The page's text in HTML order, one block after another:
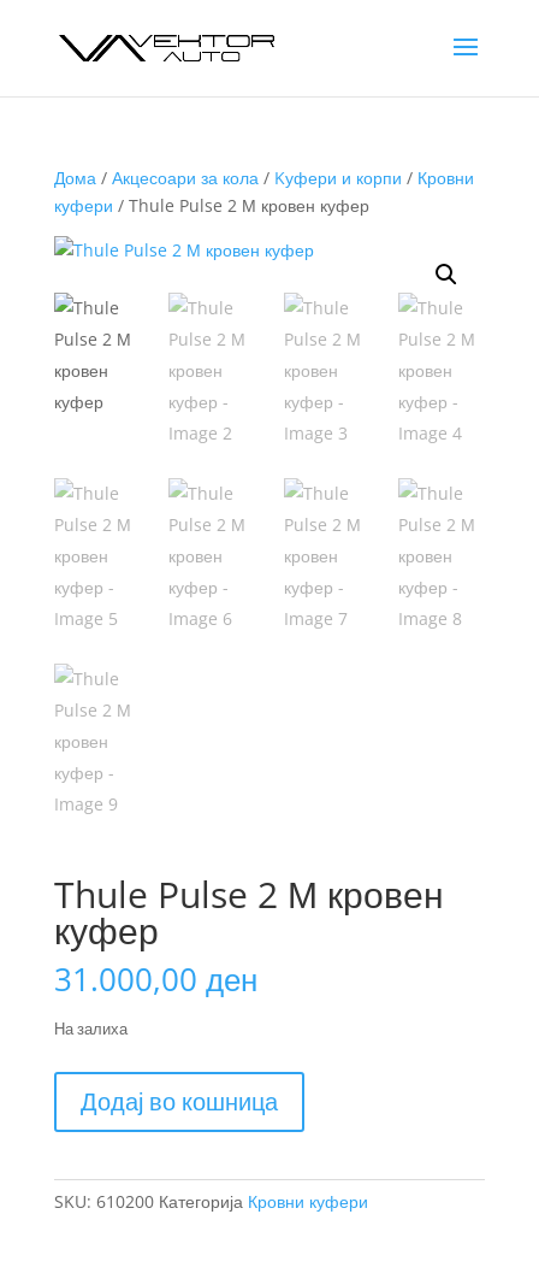
Дома/ Акцесоари за кола/ Kуфери и корпи / Кровни
куфери / Thule Pulse 2 М кровен куфер
Thule Pulse 2 М кровен
куфер
31.000,00 ден
На залиха
Pulse
2
кровен
Додај во кошница
SKU: 610200 Категорија Кровни куфери